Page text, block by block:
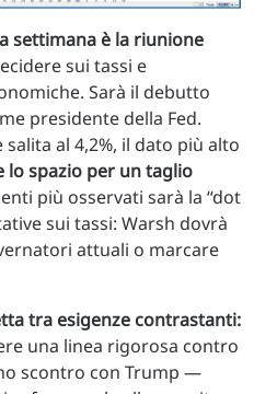
settimana è la riunione
sui tassi e
Sarà il debutto
presidente della Fed.
salita al 4,2%, il dato più alto
lo spazio per un taglio
più osservati sarà la “dot
sui tassi: Warsh dovrà
attuali o marcare
tra esigenze contrastanti:
una linea rigorosa contro
scontro con Trump —